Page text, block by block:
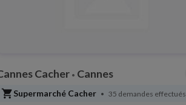
Cacher • Cannes
shopping_cartSupermarché Cacher • 35 demandes effectués